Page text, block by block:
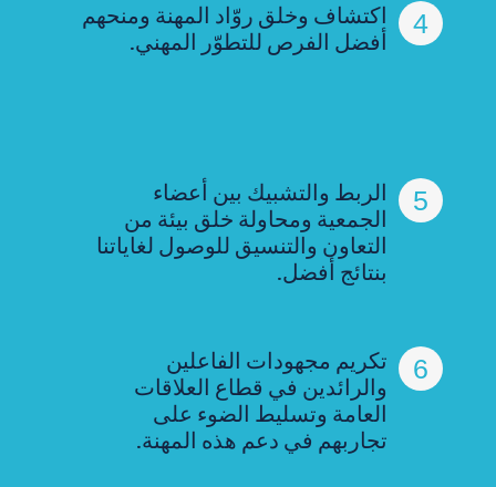
4
اكتشاف وخلق روّاد المهنة ومنحهم
أفضل الفرص للتطوّر المهني.
5
الربط والتشبيك بين أعضاء
الجمعية ومحاولة خلق بيئة من
التعاون والتنسيق للوصول لغاياتنا
بنتائج أفضل.
6
تكريم مجهودات الفاعلين
والرائدين في قطاع العلاقات
العامة وتسليط الضوء على
تجاربهم في دعم هذه المهنة.